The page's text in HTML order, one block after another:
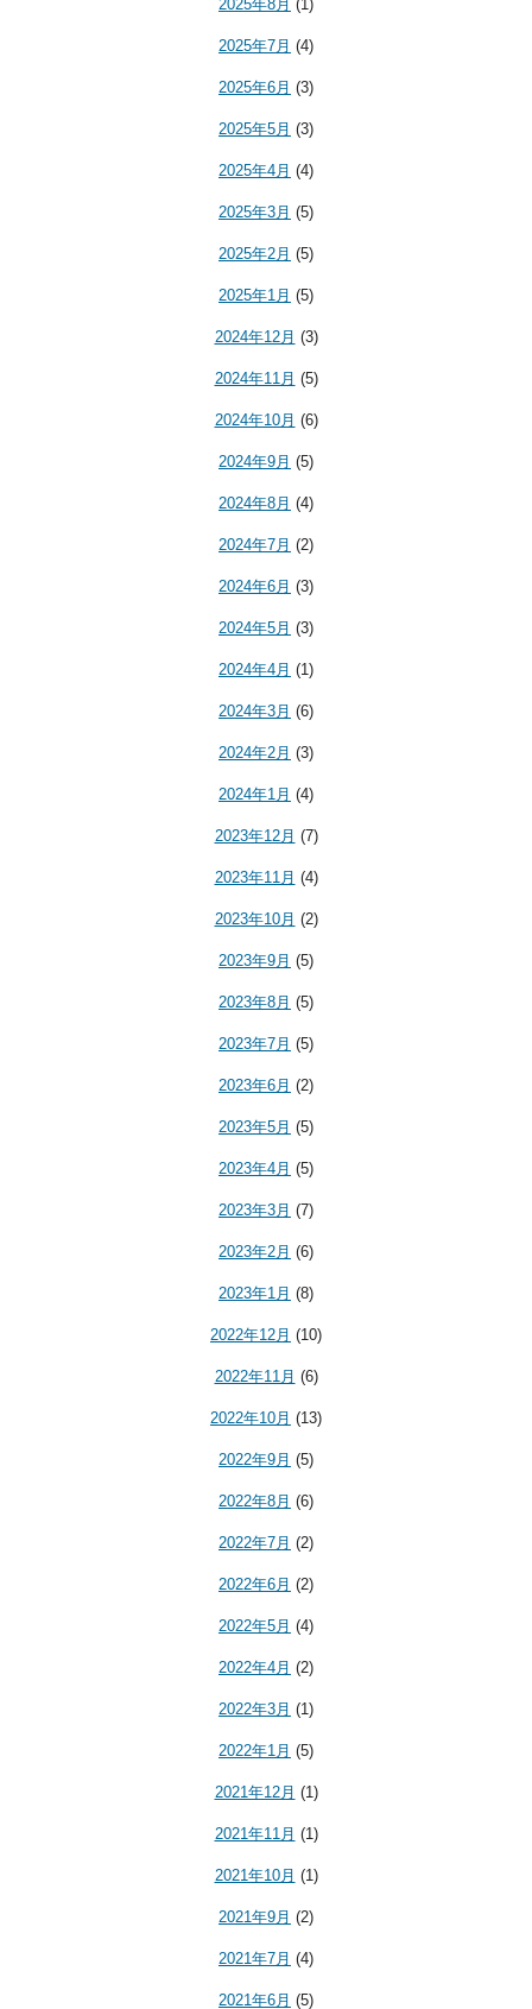
2025年8月 (1)
2025年7月 (4)
2025年6月 (3)
2025年5月 (3)
2025年4月 (4)
2025年3月 (5)
2025年2月 (5)
2025年1月 (5)
2024年12月 (3)
2024年11月 (5)
2024年10月 (6)
2024年9月 (5)
2024年8月 (4)
2024年7月 (2)
2024年6月 (3)
2024年5月 (3)
2024年4月 (1)
2024年3月 (6)
2024年2月 (3)
2024年1月 (4)
2023年12月 (7)
2023年11月 (4)
2023年10月 (2)
2023年9月 (5)
2023年8月 (5)
2023年7月 (5)
2023年6月 (2)
2023年5月 (5)
2023年4月 (5)
2023年3月 (7)
2023年2月 (6)
2023年1月 (8)
2022年12月 (10)
2022年11月 (6)
2022年10月 (13)
2022年9月 (5)
2022年8月 (6)
2022年7月 (2)
2022年6月 (2)
2022年5月 (4)
2022年4月 (2)
2022年3月 (1)
2022年1月 (5)
2021年12月 (1)
2021年11月 (1)
2021年10月 (1)
2021年9月 (2)
2021年7月 (4)
2021年6月 (5)